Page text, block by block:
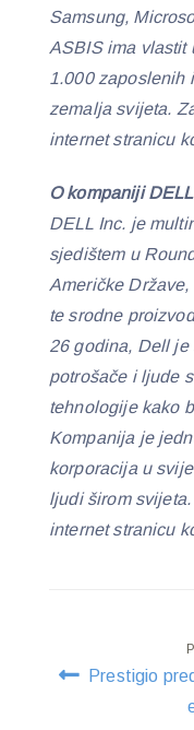
Samsung,
ASBIS ima vlastit
1.000 zaposlenih
zemalja svijeta.
internet stranicu
O kompaniji DELL
DELL Inc. je
sjedištem u
Američke
te srodne
26 godina, Dell
potrošače i ljude
tehnologije kako
Kompanija je
korporacija u
ljudi širom
internet stranicu
PostPrestigio